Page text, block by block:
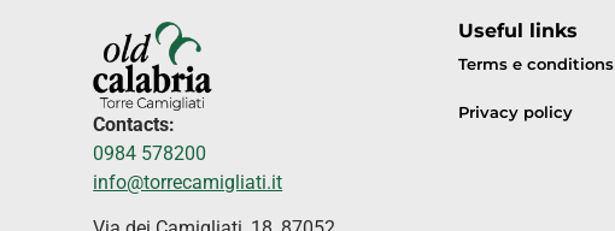
Contacts:
0984 578200
info@torrecamigliati.it
Useful links
Terms e conditions
Privacy policy